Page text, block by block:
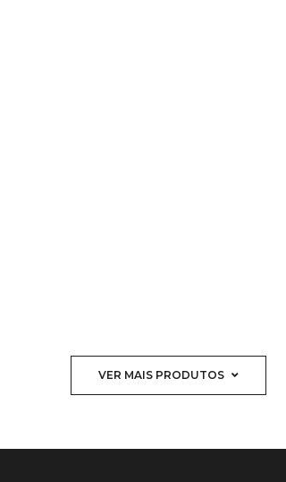
VER MAIS PRODUTOS